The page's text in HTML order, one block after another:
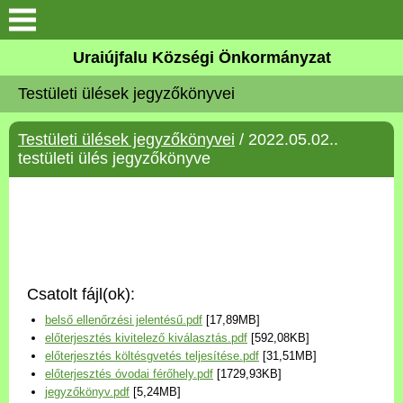
Köszöntő
Elérhetőségek
Uraiújfalu
Választási információk
Versenyképes Járások
Program
Uraiújfalu Községi Önkormányzat
Testületi ülések jegyzőkönyvei
Testületi ülések jegyzőkönyvei / 2022.05.02..
testületi ülés jegyzőkönyve
Csatolt fájl(ok):
belső ellenőrzési jelentésű.pdf [17,89MB]
előterjesztés kivitelező kiválasztás.pdf [592,08KB]
előterjesztés költésgvetés teljesítése.pdf [31,51MB]
előterjesztés óvodai férőhely.pdf [1729,93KB]
jegyzőkönyv.pdf [5,24MB]